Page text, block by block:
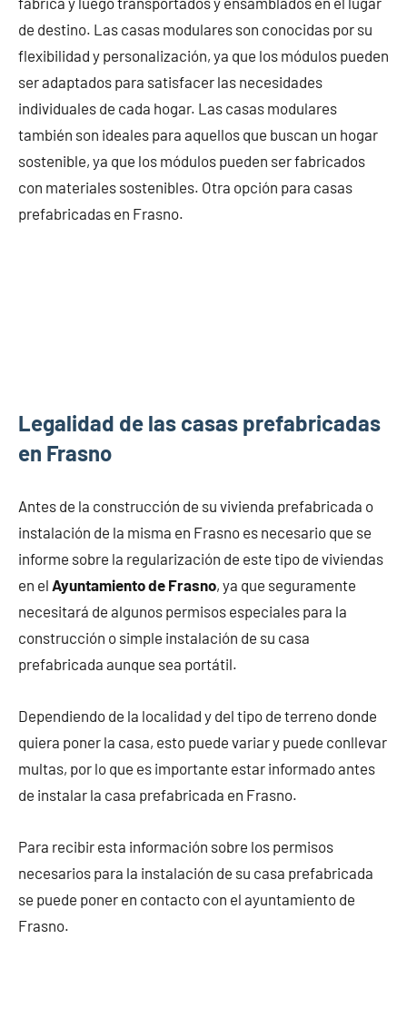
de destino. Las casas modulares son conocidas por su
flexibilidad y personalización, ya que los módulos pueden
ser adaptados para satisfacer las necesidades
individuales de cada hogar. Las casas modulares
también son ideales para aquellos que buscan un hogar
sostenible, ya que los módulos pueden ser fabricados
con materiales sostenibles. Otra opción para casas
prefabricadas en Frasno.
Legalidad de las casas prefabricadas
en Frasno
Antes de la construcción de su vivienda prefabricada o
instalación de la misma en Frasno es necesario que se
informe sobre la regularización de este tipo de viviendas
en el Ayuntamiento de Frasno, ya que seguramente
necesitará de algunos permisos especiales para la
construcción o simple instalación de su casa
prefabricada aunque sea portátil.
Dependiendo de la localidad y del tipo de terreno donde
quiera poner la casa, esto puede variar y puede conllevar
multas, por lo que es importante estar informado antes
de instalar la casa prefabricada en Frasno.
Para recibir esta información sobre los permisos
necesarios para la instalación de su casa prefabricada
se puede poner en contacto con el ayuntamiento de
Frasno.